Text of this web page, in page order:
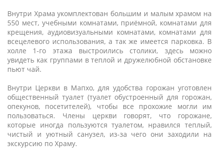
Внутри Храма укомплектован большим и малым храмом на
550 мест, учебными комнатами, приёмной, комнатами для
крещения, аудиовизуальными комнатами, комнатами для
всецелевого использования, а так же имеется парковка. В
холле 1-го этажа выстроились столики, здесь можно
увидеть как группами в теплой и дружелюбной обстановке
пьют чай.
Внутри Церкви в Мапхо, для удобства горожан уготовлен
общественный туалет (туалет обустроенный для горожан,
опекунов, посетителей), чтобы все прохожие могли им
пользоваться. Члены церкви говорят, что горожане,
которые иногда пользуются туалетом, нравился теплый,
чистый и уютный санузел, из-за чего они заходили на
экскурсию по Храму.